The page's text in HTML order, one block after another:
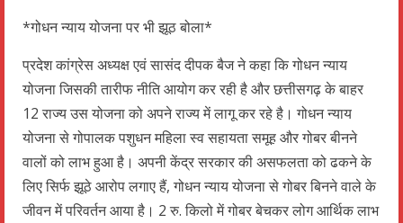
*गोधन न्याय योजना पर भी झूठ बोला*
प्रदेश कांग्रेस अध्यक्ष एवं सासंद दीपक बैज ने कहा कि गोधन न्याय
योजना जिसकी तारीफ नीति आयोग कर रही है और छत्तीसगढ़ के बाहर
12 राज्य उस योजना को अपने राज्य में लागू कर रहे है। गोधन न्याय
योजना से गोपालक पशुधन महिला स्व सहायता समूह और गोबर बीनने
वालों को लाभ हुआ है। अपनी केंद्र सरकार की असफलता को ढकने के
लिए सिर्फ झूठे आरोप लगाए हैं, गोधन न्याय योजना से गोबर बिनने वाले के
जीवन में परिवर्तन आया है। 2 रु. किलो में गोबर बेचकर लोग आर्थिक लाभ